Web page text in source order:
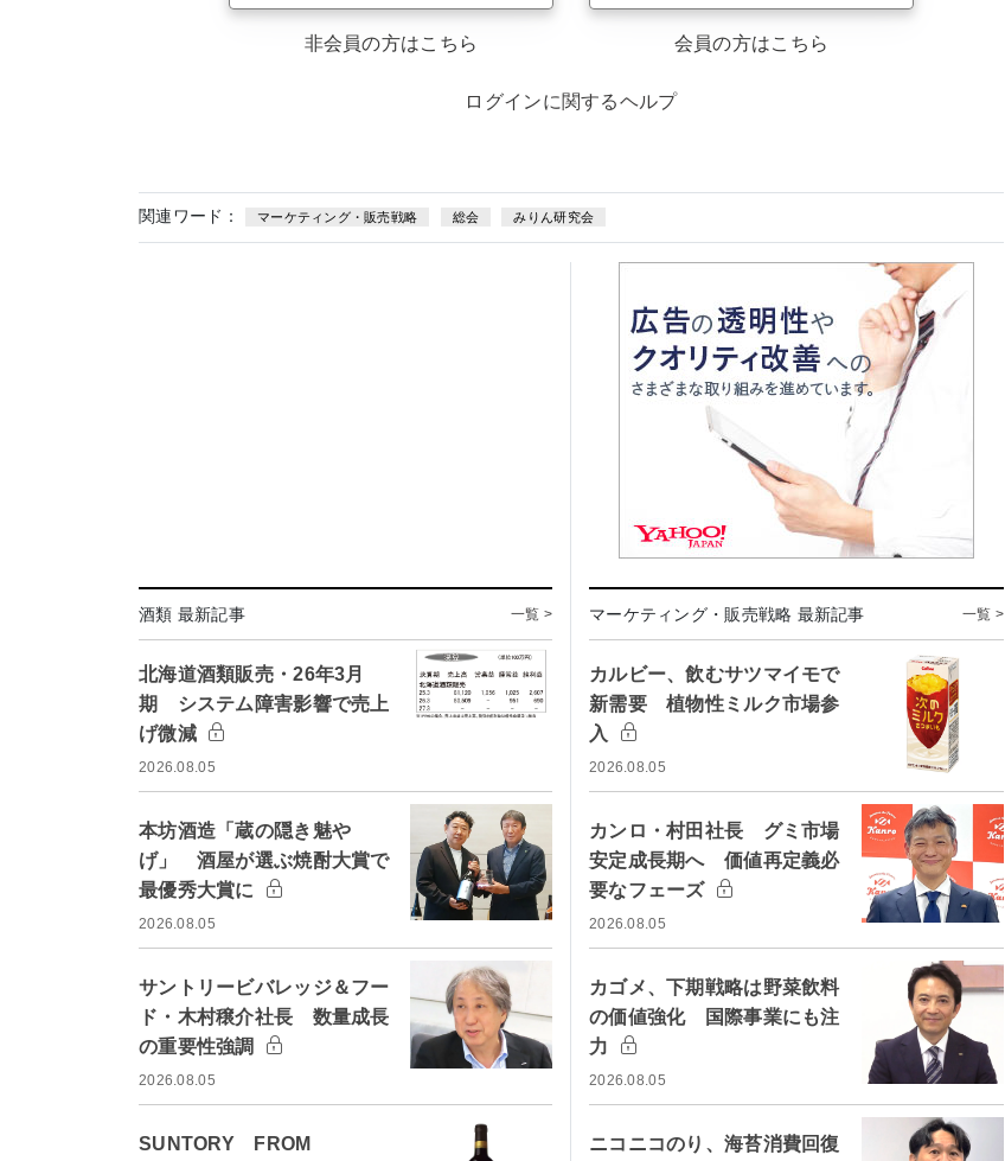
非会員の方はこちら 会員の方はこちら
ログインに関するヘルプ
関連ワード： マーケティング・販売戦略 総会 みりん研究会
酒類 最新記事 一覧 >
北海道酒類販売・26年3月
期 システム障害影響で売上
げ微減
2026.08.05
本坊酒造「蔵の隠き魅や
げ」 酒屋が選ぶ焼酎大賞で
最優秀大賞に
2026.08.05
サントリービバレッジ＆フー
ド・木村穣介社長 数量成長
の重要性強調
2026.08.05
SUNTORY FROM
マーケティング・販売戦略 最新記事 一覧 >
カルビー、飲むサツマイモで
新需要 植物性ミルク市場参
入
2026.08.05
カンロ・村田社長 グミ市場
安定成長期へ 価値再定義必
要なフェーズ
2026.08.05
カゴメ、下期戦略は野菜飲料
の価値強化 国際事業にも注
力
2026.08.05
ニコニコのり、海苔消費回復